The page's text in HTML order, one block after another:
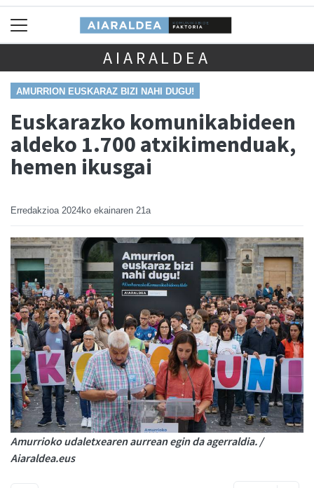
AIARALDEA
AMURRION EUSKARAZ BIZI NAHI DUGU!
Euskarazko komunikabideen
aldeko 1.700 atxikimenduak,
hemen ikusgai
Erredakzioa 2024ko ekainaren 21a
Amurrioko udaletxearen aurrean egin da agerraldia. /
Aiaraldea.eus